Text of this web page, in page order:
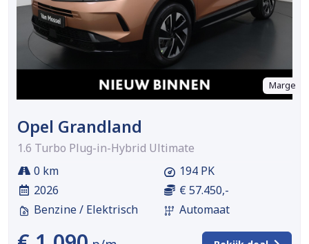
Marge
Opel Grandland
1.6 Turbo Plug-in-Hybrid Ultimate
0 km
2026
Benzine / Elektrisch
194 PK
€ 57.450,-
Automaat